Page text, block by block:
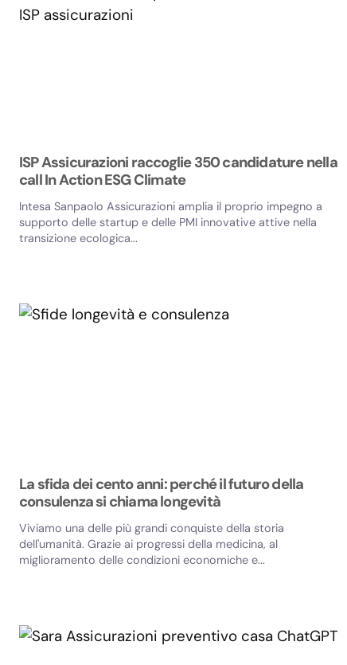
ISP Assicurazioni raccoglie 350 candidature nella
call In Action ESG Climate
Intesa Sanpaolo Assicurazioni amplia il proprio impegno a
supporto delle startup e delle PMI innovative attive nella
transizione ecologica...
La sfida dei cento anni: perché il futuro della
consulenza si chiama longevità
Viviamo una delle più grandi conquiste della storia
dell'umanità. Grazie ai progressi della medicina, al
miglioramento delle condizioni economiche e...